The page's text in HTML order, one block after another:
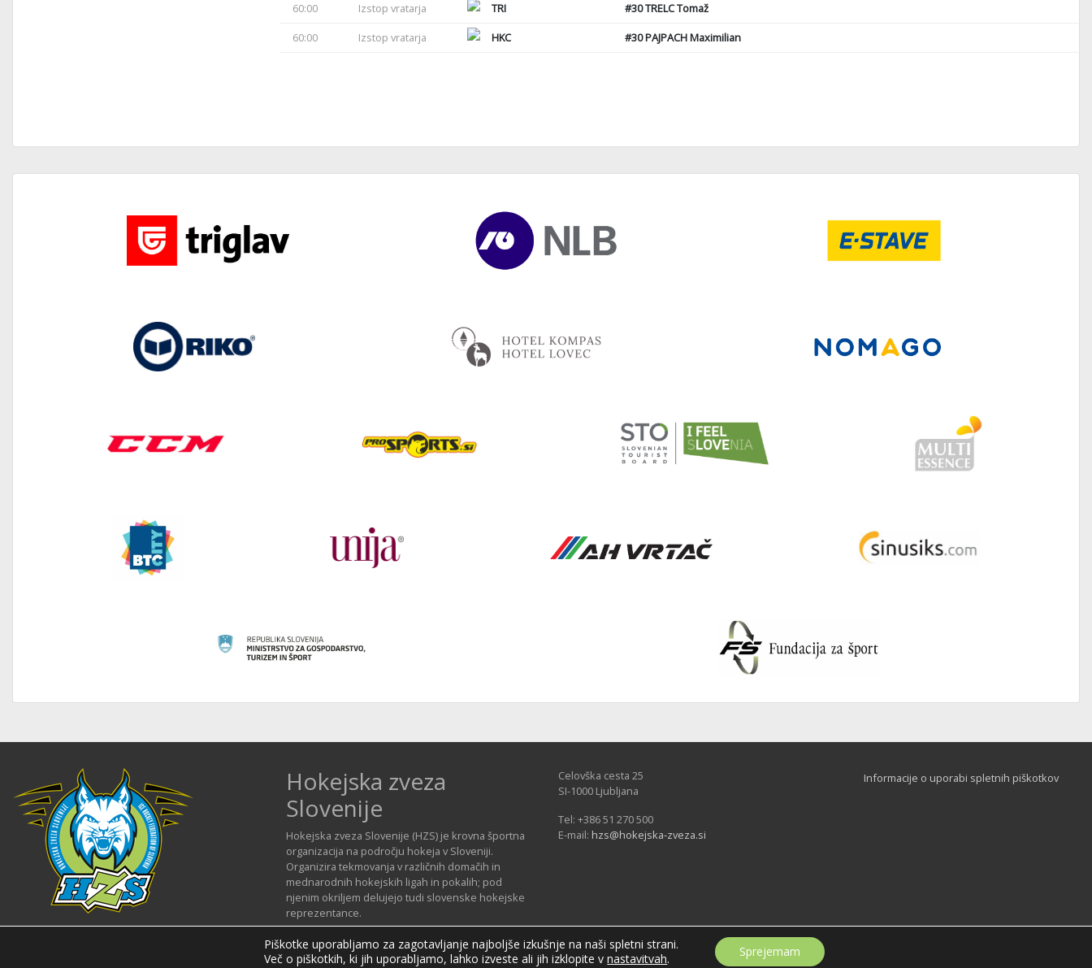
60:00
Izstop vratarja TRI #30TRELC Tomaž
60:00
Izstop vratarja HKC #30PAJPACH Maximilian
Hokejska zveza
Slovenije
Hokejska zveza Slovenije (HZS) je krovna športna
organizacija na področju hokeja v Sloveniji.
Organizira tekmovanja v različnih domačih in
mednarodnih hokejskih ligah in pokalih; pod
njenim okriljem delujejo tudi slovenske hokejske
reprezentance.
Celovška cesta 25
SI-1000 Ljubljana
Tel: +386 51 270 500
E-mail: hzs@hokejska-zveza.si
Informacije o uporabi spletnih piškotkov
Piškotke uporabljamo za zagotavljanje najboljše izkušnje na naši spletni strani.
Več o piškotkih, ki jih uporabljamo, lahko izveste ali jih izklopite vnastavitvah. Sprejemam